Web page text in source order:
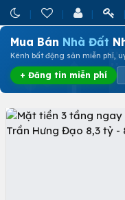
Mua Bán Nhà Đất
Kênh bất động sản miễn phí,
+ Đăng tin miễn phí